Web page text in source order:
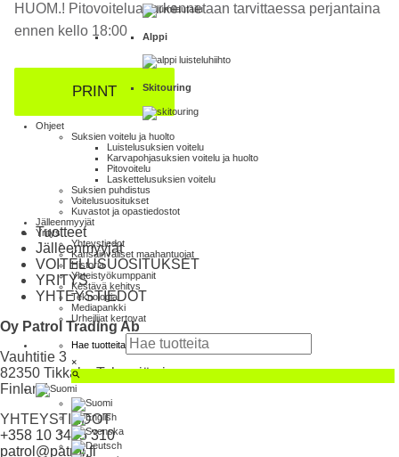
Alppi
Skitouring
Ohjeet
Suksien voitelu ja huolto
Luistelu­suksien voitelu
Karva­pohja­suksien voitelu ja huolto
Pito­voitelu
Laskettelu­suksien voitelu
Suksien puhdistus
Voitelusuositukset
Kuvastot ja opas­tiedostot
Jälleenmyyjät
Yritys
Yhteystiedot
Kansainväliset maahantuojat
Historia
Yhteistyökumppanit
Kestävä kehitys
Teknologia
Mediapankki
Urheilijat kertovat
Hae tuotteita
×
HUOM.! Pitovoitelua tarkennetaan tarvittaessa perjantaina
ennen kello 18:00
PRINT
Tuotteet
Jälleenmyyjät
VOITELUSUOSITUKSET
YRITYS
YHTEYSTIEDOT
Oy Patrol Trading Ab
Vauhtitie 3
82350 Tikkala, Tohmajärvi
Finland
YHTEYSTIEDOT
+358 10 3465 310
patrol@patrol.fi